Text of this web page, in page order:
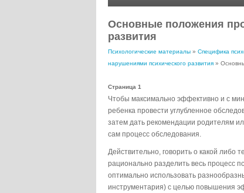
Основные положения
развития
Психологические материалы » Специфика
нарушениями психического развития »
Страница 1
Чтобы максимально эффективно и с
ребенка провести углубленное
затем дать рекомендации родителям
сам процесс обследования.
Действительно, говорить о какой либо
рационально разделить весь процесс
оптимально использовать
инструментария) с целью повышения